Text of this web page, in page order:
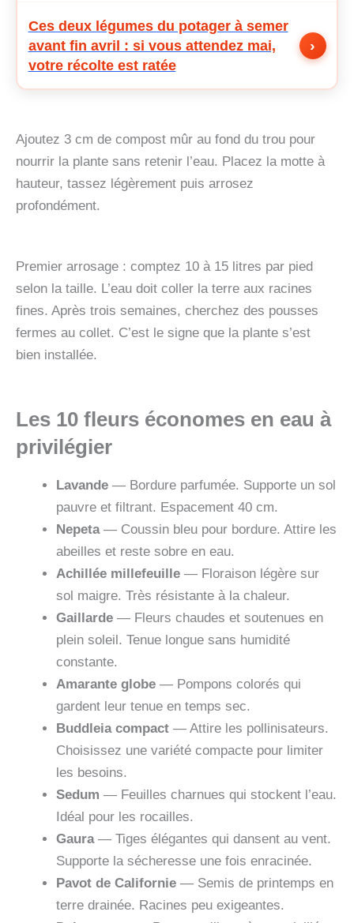
Ces deux légumes du potager à semer
avant fin avril : si vous attendez mai,
votre récolte est ratée
›
Ajoutez 3 cm de compost mûr au fond du trou pour
nourrir la plante sans retenir l’eau. Placez la motte à
hauteur, tassez légèrement puis arrosez
profondément.
Premier arrosage : comptez 10 à 15 litres par pied
selon la taille. L’eau doit coller la terre aux racines
fines. Après trois semaines, cherchez des pousses
fermes au collet. C’est le signe que la plante s’est
bien installée.
Les 10 fleurs économes en eau à
privilégier
Lavande — Bordure parfumée. Supporte un sol
pauvre et filtrant. Espacement 40 cm.
Nepeta— Coussin bleu pour bordure. Attire les
abeilles et reste sobre en eau.
Achillée millefeuille — Floraison légère sur
sol maigre. Très résistante à la chaleur.
Gaillarde — Fleurs chaudes et soutenues en
plein soleil. Tenue longue sans humidité
constante.
Amarante globe — Pompons colorés qui
gardent leur tenue en temps sec.
Buddleia compact — Attire les pollinisateurs.
Choisissez une variété compacte pour limiter
les besoins.
Sedum — Feuilles charnues qui stockent l’eau.
Idéal pour les rocailles.
Gaura— Tiges élégantes qui dansent au vent.
Supporte la sécheresse une fois enracinée.
Pavot de Californie — Semis de printemps en
terre drainée. Racines peu exigeantes.